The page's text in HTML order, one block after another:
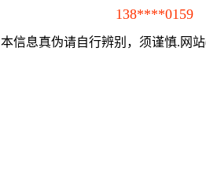
138****0159
本信息真伪请自行辨别，须谨慎.网